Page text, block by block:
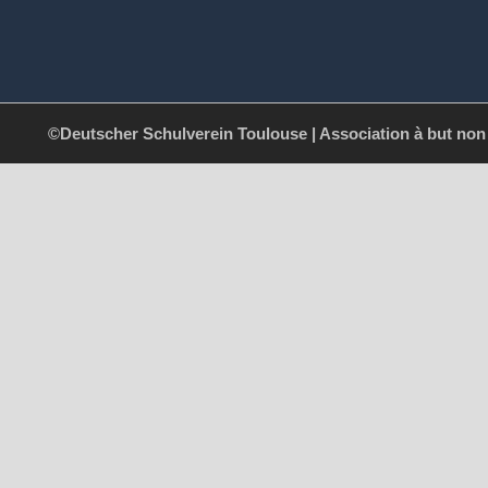
©Deutscher Schulverein Toulouse | Association à but